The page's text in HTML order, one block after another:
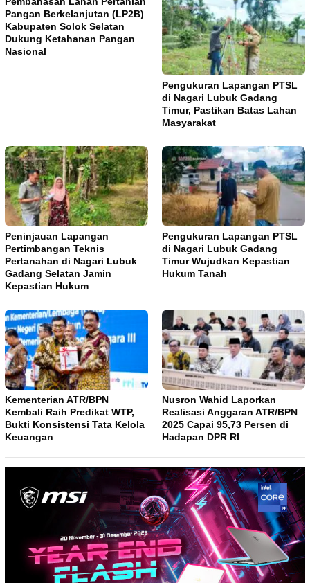
Pangan Berkelanjutan (LP2B)
Kabupaten Solok Selatan
Dukung Ketahanan Pangan
Nasional
Pengukuran Lapangan PTSL
di Nagari Lubuk Gadang
Timur, Pastikan Batas Lahan
Masyarakat
Peninjauan Lapangan
Pertimbangan Teknis
Pertanahan di Nagari Lubuk
Gadang Selatan Jamin
Kepastian Hukum
Pengukuran Lapangan PTSL
di Nagari Lubuk Gadang
Timur Wujudkan Kepastian
Hukum Tanah
Kementerian ATR/BPN
Kembali Raih Predikat WTP,
Bukti Konsistensi Tata Kelola
Keuangan
Nusron Wahid Laporkan
Realisasi Anggaran ATR/BPN
2025 Capai 95,73 Persen di
Hadapan DPR RI